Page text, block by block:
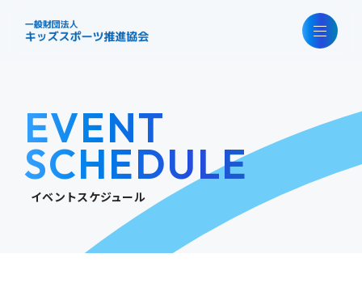
EVENT
SCHEDULE
イベントスケジュール